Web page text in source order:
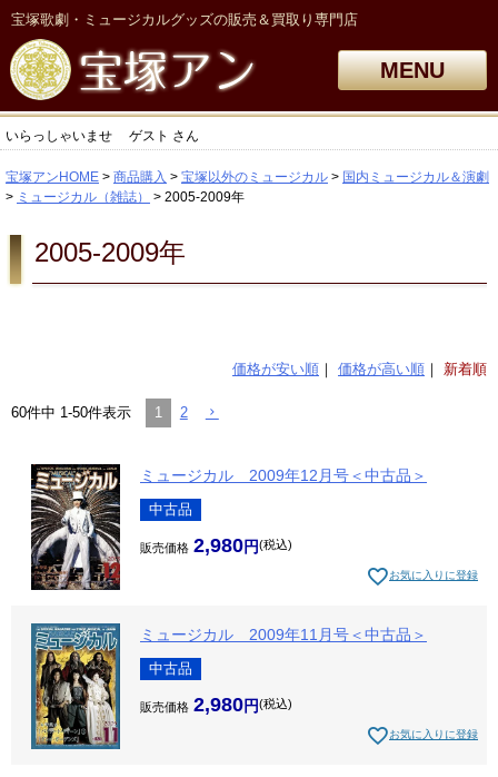
宝塚歌劇・ミュージカルグッズの販売＆買取り専門店
MENU
いらっしゃいませ ゲスト さん
宝塚アンHOME 商品購入 宝塚以外のミュージカル
国内ミュージカル＆演劇
ミュージカル（雑誌）
2005-2009年
2005-2009年
価格が安い順 価格が高い順 新着順
60件中 1-50件表示 1 2
ミュージカル 2009年12月号＜中古品＞
中古品
販売価格 2,980 税込
お気に入りに登録
ミュージカル 2009年11月号＜中古品＞
中古品
販売価格 2,980 税込
お気に入りに登録